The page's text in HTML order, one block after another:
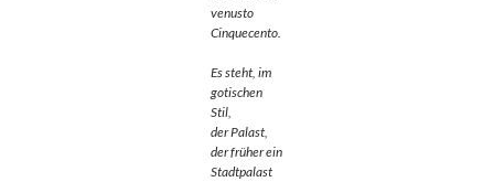
venusto
Cinquecento.
Es steht, im
gotischen
Stil,
der Palast,
der früher ein
Stadtpalast